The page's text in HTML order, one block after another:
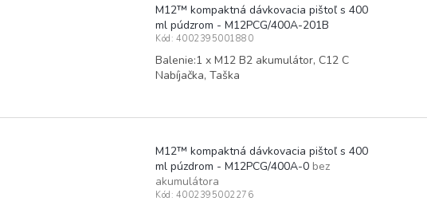
M12™ kompaktná dávkovacia pištoľ s 400
ml púdzrom - M12PCG/400A-201B
Kód: 4002395001880
Balenie:1 x M12 B2 akumulátor, C12 C
Nabíjačka, Taška
M12™ kompaktná dávkovacia pištoľ s 400
ml púzdrom - M12PCG/400A-0 bez
akumulátora
Kód: 4002395002276